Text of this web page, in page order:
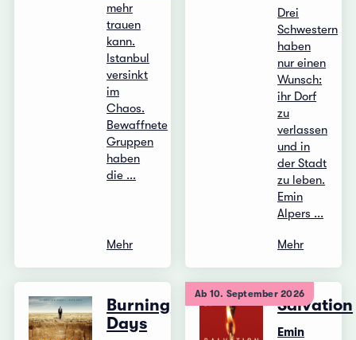
mehr
trauen
kann.
Istanbul
versinkt
im
Chaos.
Bewaffnete
Gruppen
haben
die ...
Mehr
Drei
Schwestern
haben
nur einen
Wunsch:
ihr Dorf
zu
verlassen
und in
der Stadt
zu leben.
Emin
Alpers ...
Mehr
Burning
Days
Ab 10. September 2026
Salvation
Emin